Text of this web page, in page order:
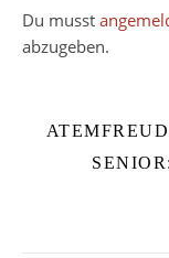
Du musst
abzugeben.